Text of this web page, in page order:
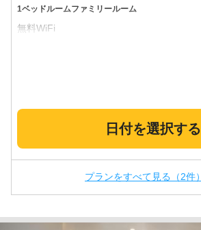
1ベッドルームファミリールーム
日付を選択する
プランをすべて見る（2件）